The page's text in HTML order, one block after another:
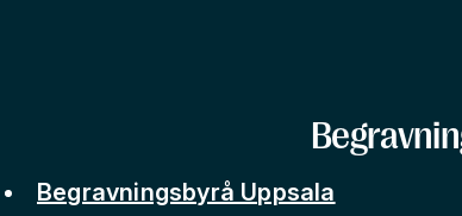
Begravningsbyrå Uppsala